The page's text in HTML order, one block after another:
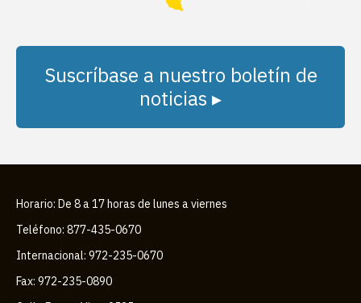
Suscríbase a nuestro boletín de
noticias ▸
Horario: De 8 a 17 horas de lunes a viernes
Teléfono: 877-435-0670
Internacional: 972-235-0670
Fax: 972-235-0890